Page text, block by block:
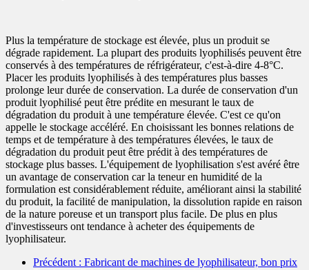
Plus la température de stockage est élevée, plus un produit se
dégrade rapidement. La plupart des produits lyophilisés peuvent être
conservés à des températures de réfrigérateur, c'est-à-dire 4-8°C.
Placer les produits lyophilisés à des températures plus basses
prolonge leur durée de conservation. La durée de conservation d'un
produit lyophilisé peut être prédite en mesurant le taux de
dégradation du produit à une température élevée. C'est ce qu'on
appelle le stockage accéléré. En choisissant les bonnes relations de
temps et de température à des températures élevées, le taux de
dégradation du produit peut être prédit à des températures de
stockage plus basses. L'équipement de lyophilisation s'est avéré être
un avantage de conservation car la teneur en humidité de la
formulation est considérablement réduite, améliorant ainsi la stabilité
du produit, la facilité de manipulation, la dissolution rapide en raison
de la nature poreuse et un transport plus facile. De plus en plus
d'investisseurs ont tendance à acheter des équipements de
lyophilisateur.
Précédent : Fabricant de machines de lyophilisateur, bon prix